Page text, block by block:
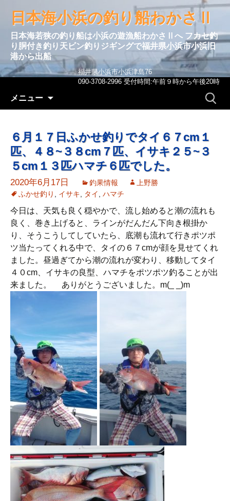
日本海小浜の釣り船わかさⅡ
日本海若狭の釣り船は小浜の遊漁船わかさⅡへ フカセ釣
り胴付き釣り天ビン釣りジギングで福井県小浜市小浜旧
港から出船
福井県小浜市小浜津島76
090-3708-2996 受付時間:午前９時から午後20時
メニュー
検
６月１７日ふかせ釣りでタイ６７cm１
匹、４８~３８cm７匹、イサキ２５~３
５cm１３匹ハマチ６匹でした。
2020年6月17日 釣果情報
上野勝
ふかせ釣り
イサキ タイ ハマチ
今日は、天気も良く穏やかで、流し始めると潮の流れも
良く、巻き上げると、ラインがだんだん下向き根掛か
り、そうこうしてしていたら、底潮も流れて行きポツポ
ツ当たってくれる中で、タイの６７cmが顔を見せてくれ
ました。昼過ぎてから潮の流れが変わり、移動してタイ
４０cm、イサキの良型、ハマチをポツポツ釣ることが出
来ました。 ありがとうございました。m(_ _)m